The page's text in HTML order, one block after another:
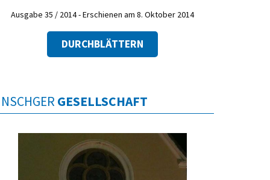
Ausgabe 35 / 2014 - Erschienen am 8. Oktober 2014
DURCHBLÄTTERN
GESELLSCHAFT